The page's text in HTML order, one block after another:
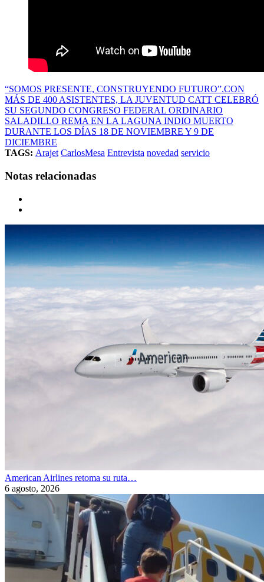
“SOMOS PRESENTE, CONSTRUYENDO FUTURO”.CON
MÁS DE 400 ASISTENTES, LA JUVENTUD CATT CELEBRÓ
SU SEGUNDO CONGRESO FEDERAL ORDINARIO
SALADILLO REMA EN LA LAGUNA INDIO MUERTO
DURANTE LOS DÍAS 18 DE NOVIEMBRE Y 9 DE
DICIEMBRE
TAGS: Arajet CarlosMesa Entrevista novedad servicio
Notas relacionadas
American Airlines retoma su ruta…
6 agosto, 2026